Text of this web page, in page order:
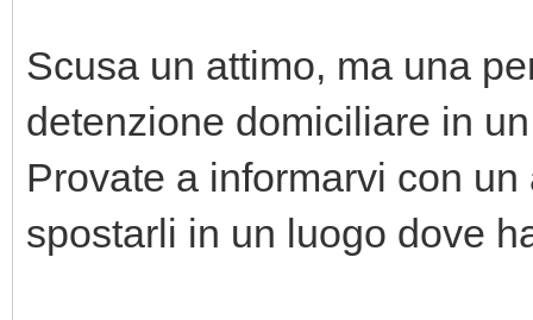
Scusa un attimo, ma una
detenzione domiciliare in
Provate a informarvi con
spostarli in un luogo dove